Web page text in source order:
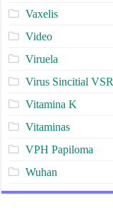
Vaxelis
Video
Viruela
Virus Sincitial VSR
Vitamina K
Vitaminas
VPH Papiloma
Wuhan